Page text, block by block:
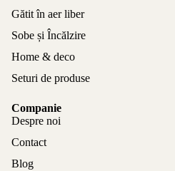
Gătit în aer liber
Sobe și Încălzire
Home & deco
Seturi de produse
Companie
Despre noi
Contact
Blog